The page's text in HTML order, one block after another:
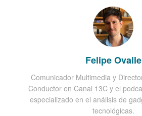
Felipe Ovalle
Comunicador Multimedia y
Conductor en Canal 13C y el
especializado en el análisis de
tecnológicas.